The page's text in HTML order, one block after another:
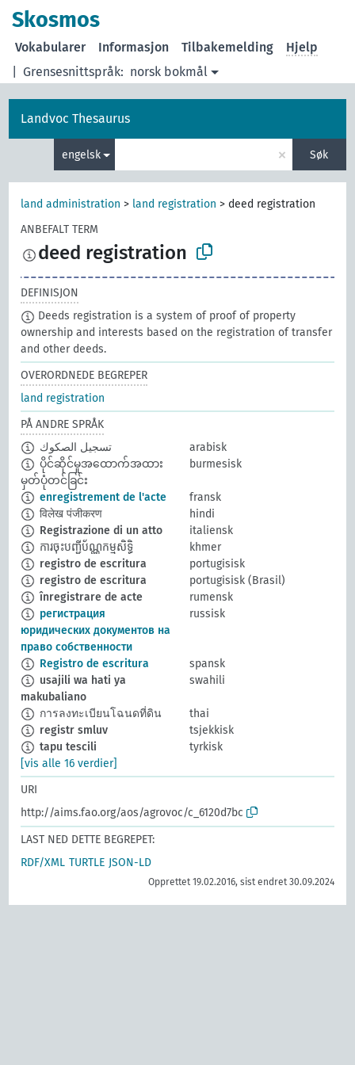
Skosmos
Grensesnittspråk: norsk bokmål
Vokabularer Informasjon Tilbakemelding Hjelp
Landvoc Thesaurus
engelsk × Søk
land administration > land registration > deed registration
ANBEFALT TERM
deed registration
DEFINISJON
Deeds registration is a system of proof of property
ownership and interests based on the registration of transfer
and other deeds.
OVERORDNEDE BEGREPER
land registration
PÅ ANDRE SPRÅK
تسجيل الصكوك
arabisk
ပိုင်ဆိုင်မှုအထောက်အထား
မှတ်ပုံတင်ခြင်း
burmesisk
enregistrement de l'acte
fransk
विलेख पंजीकरण
hindi
Registrazione di un atto
italiensk
ការចុះបញ្ជីប័ណ្ណកម្មសិទ្ធិ
khmer
registro de escritura
portugisisk
registro de escritura
portugisisk (Brasil)
înregistrare de acte
rumensk
регистрация
юридических документов на
право собственности
russisk
Registro de escritura
spansk
usajili wa hati ya
makubaliano
swahili
การลงทะเบียนโฉนดที่ดิน
thai
registr smluv
tsjekkisk
tapu tescili
tyrkisk
[vis alle 16 verdier]
URI
http://aims.fao.org/aos/agrovoc/c_6120d7bc
LAST NED DETTE BEGREPET:
RDF/XML TURTLE JSON-LD
Opprettet 19.02.2016, sist endret 30.09.2024